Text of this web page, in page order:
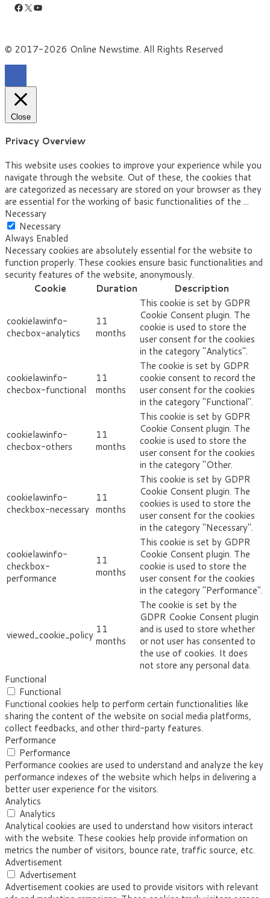
Facebook
X YouTube
© 2017-2026 Online Newstime. All Rights Reserved
Close
Privacy Overview
This website uses cookies to improve your experience while you
navigate through the website. Out of these, the cookies that
are categorized as necessary are stored on your browser as they
are essential for the working of basic functionalities of the ...
Necessary
Necessary
Always Enabled
Necessary cookies are absolutely essential for the website to
function properly. These cookies ensure basic functionalities and
security features of the website, anonymously.
Cookie
Duration Description
cookielawinfo-
checbox-analytics
11
months
This cookie is set by GDPR
Cookie Consent plugin. The
cookie is used to store the
user consent for the cookies
in the category "Analytics".
cookielawinfo-
checbox-functional
11
months
The cookie is set by GDPR
cookie consent to record the
user consent for the cookies
in the category "Functional".
cookielawinfo-
checbox-others
11
months
This cookie is set by GDPR
Cookie Consent plugin. The
cookie is used to store the
user consent for the cookies
in the category "Other.
cookielawinfo-
checkbox-necessary
11
months
This cookie is set by GDPR
Cookie Consent plugin. The
cookies is used to store the
user consent for the cookies
in the category "Necessary".
cookielawinfo-
checkbox-
performance
11
months
This cookie is set by GDPR
Cookie Consent plugin. The
cookie is used to store the
user consent for the cookies
in the category "Performance".
viewed_cookie_policy 11
months
The cookie is set by the
GDPR Cookie Consent plugin
and is used to store whether
or not user has consented to
the use of cookies. It does
not store any personal data.
Functional
Functional
Functional cookies help to perform certain functionalities like
sharing the content of the website on social media platforms,
collect feedbacks, and other third-party features.
Performance
Performance
Performance cookies are used to understand and analyze the key
performance indexes of the website which helps in delivering a
better user experience for the visitors.
Analytics
Analytics
Analytical cookies are used to understand how visitors interact
with the website. These cookies help provide information on
metrics the number of visitors, bounce rate, traffic source, etc.
Advertisement
Advertisement
Advertisement cookies are used to provide visitors with relevant